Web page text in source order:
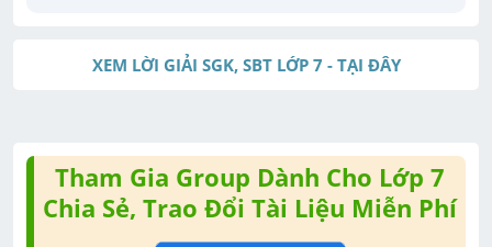
XEM LỜI GIẢI SGK, SBT LỚP 7 - TẠI ĐÂY
Tham Gia Group Dành Cho Lớp 7
Chia Sẻ, Trao Đổi Tài Liệu Miễn Phí